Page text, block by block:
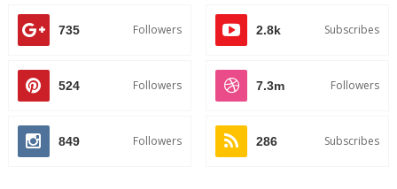
735 Followers 2.8k Subscribes
524 Followers 7.3m Followers
849 Followers 286 Subscribes